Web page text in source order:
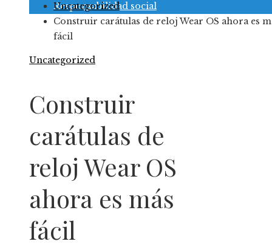
Responsabilidad social
Uncategorized
Construir carátulas de reloj Wear OS ahora es
fácil
Uncategorized
Construir
carátulas de
reloj Wear OS
ahora es más
fácil